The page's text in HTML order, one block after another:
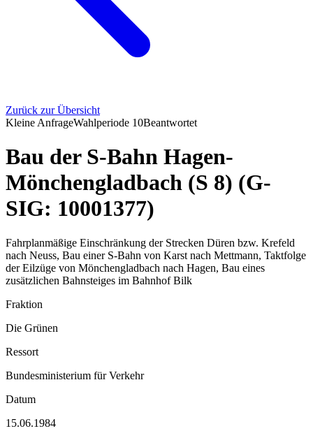
Zurück zur Übersicht
Kleine AnfrageWahlperiode 10Beantwortet
Bau der S-Bahn Hagen-
Mönchengladbach (S 8) (G-
SIG: 10001377)
Fahrplanmäßige Einschränkung der Strecken Düren bzw. Krefeld
nach Neuss, Bau einer S-Bahn von Karst nach Mettmann, Taktfolge
der Eilzüge von Mönchengladbach nach Hagen, Bau eines
zusätzlichen Bahnsteiges im Bahnhof Bilk
Fraktion
Die Grünen
Ressort
Bundesministerium für Verkehr
Datum
15.06.1984